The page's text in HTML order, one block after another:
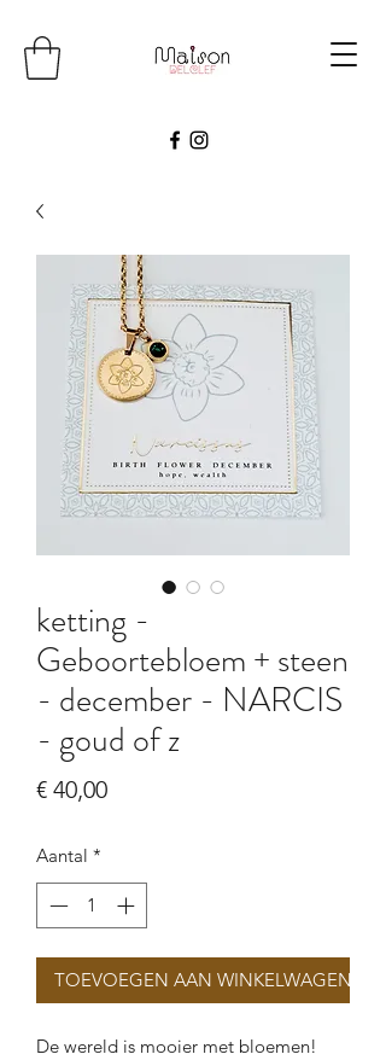
ketting -
Geboortebloem + steen
- december - NARCIS
- goud of z
€ 40,00Prijs
Aantal *
TOEVOEGEN AAN WINKELWAGEN
De wereld is mooier met bloemen!